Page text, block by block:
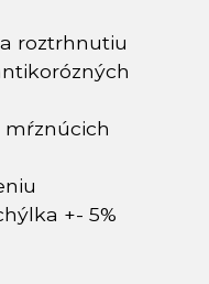
roztrhnutiu
mŕznúcich
+- 5%